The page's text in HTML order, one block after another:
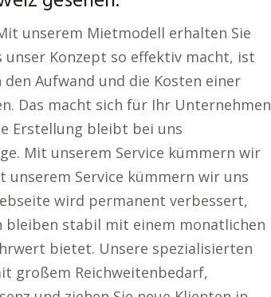
unserem Mietmodell erhalten Sie
unser Konzept so effektiv macht, ist
Aufwand und die Kosten einer
Das macht sich für Ihr Unternehmen
Erstellung bleibt bei uns
Mit unserem Service kümmern wir
unserem Service kümmern wir uns
wird permanent verbessert,
bleiben stabil mit einem monatlichen
bietet. Unsere spezialisierten
großem Reichweitenbedarf,